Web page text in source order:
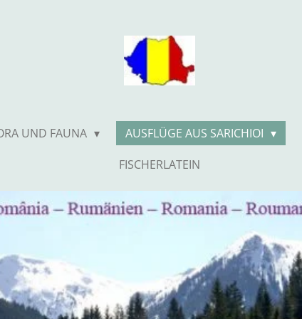
UND FAUNA AUSFLÜGE AUS SARICHIOI
FISCHERLATEIN